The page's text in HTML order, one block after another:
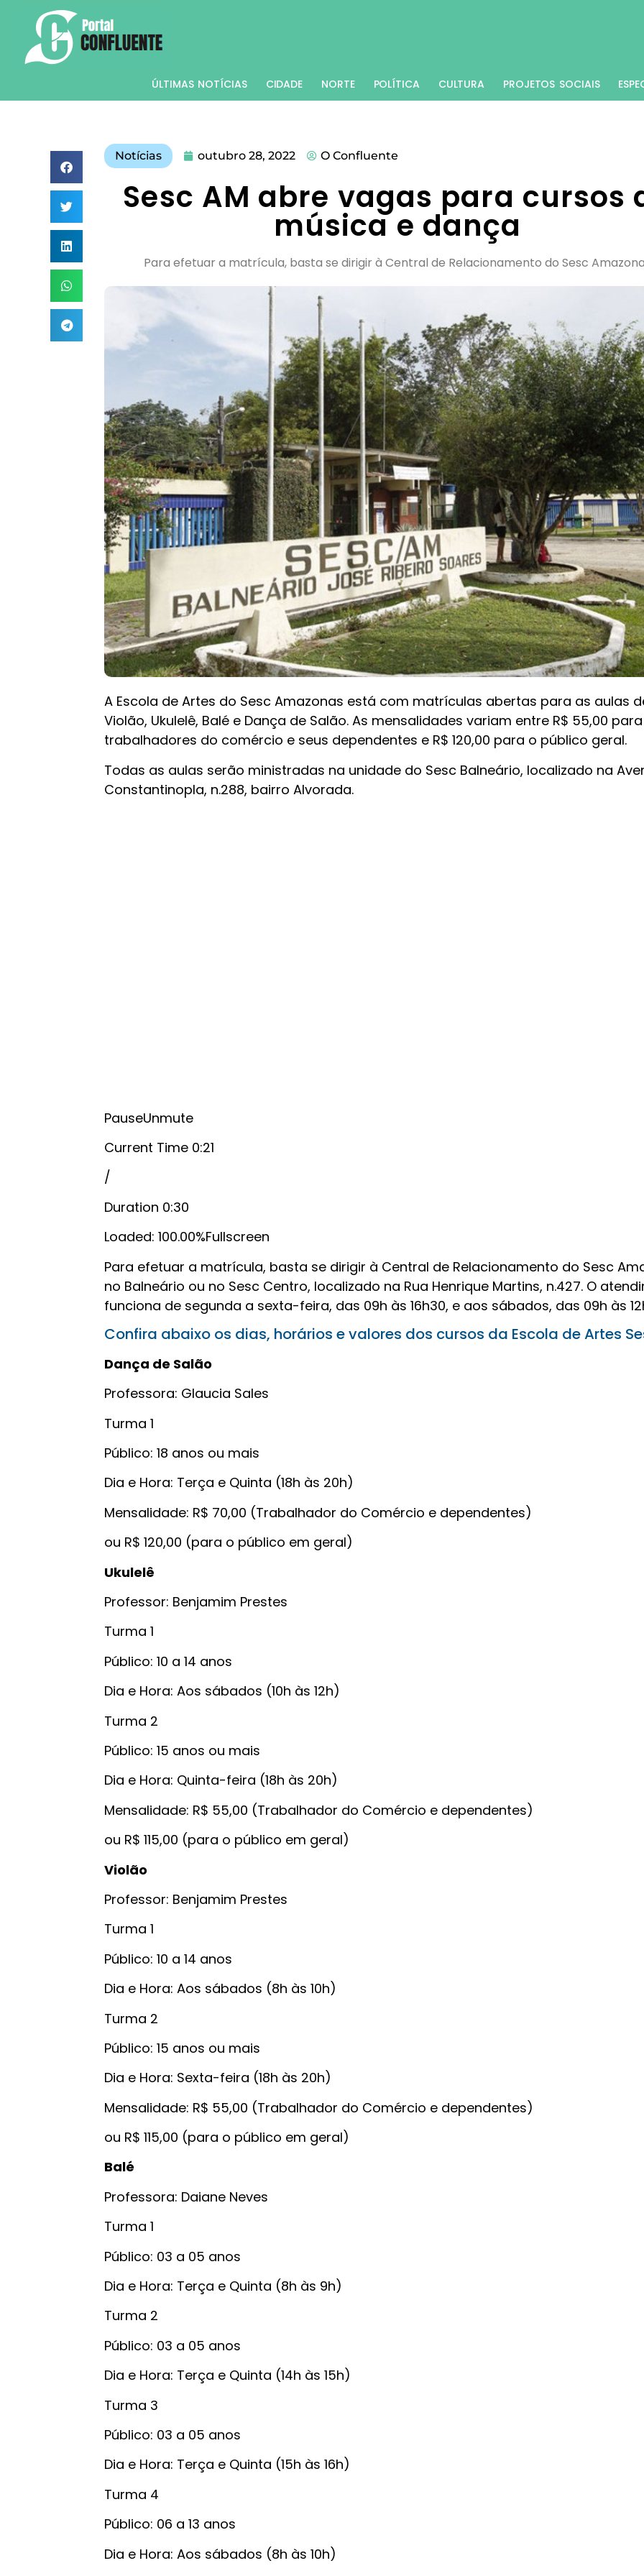
ÚLTIMAS NOTÍCIAS CIDADE NORTE POLÍTICA CULTURA PROJETOS SOCIAIS
Notícias outubro 28, 2022 O Confluente
Sesc AM abre vagas para cursos
música e dança
Para efetuar a matrícula, basta se dirigir à Central de Relacionamento do Sesc
A Escola de Artes do Sesc Amazonas está com matrículas abertas para as aulas
Violão, Ukulelê, Balé e Dança de Salão. As mensalidades variam entre R$ 55,00 para
trabalhadores do comércio e seus dependentes e R$ 120,00 para o público geral.
Todas as aulas serão ministradas na unidade do Sesc Balneário, localizado na
Constantinopla, n.288, bairro Alvorada.
PauseUnmute
Current Time 0:21
/
Duration 0:30
Loaded: 100.00%Fullscreen
Para efetuar a matrícula, basta se dirigir à Central de Relacionamento do Sesc
no Balneário ou no Sesc Centro, localizado na Rua Henrique Martins, n.427. O
funciona de segunda a sexta-feira, das 09h às 16h30, e aos sábados, das 09h às
Confira abaixo os dias, horários e valores dos cursos da Escola de Artes
Dança de Salão
Professora: Glaucia Sales
Turma 1
Público: 18 anos ou mais
Dia e Hora: Terça e Quinta (18h às 20h)
Mensalidade: R$ 70,00 (Trabalhador do Comércio e dependentes)
ou R$ 120,00 (para o público em geral)
Ukulelê
Professor: Benjamim Prestes
Turma 1
Público: 10 a 14 anos
Dia e Hora: Aos sábados (10h às 12h)
Turma 2
Público: 15 anos ou mais
Dia e Hora: Quinta-feira (18h às 20h)
Mensalidade: R$ 55,00 (Trabalhador do Comércio e dependentes)
ou R$ 115,00 (para o público em geral)
Violão
Professor: Benjamim Prestes
Turma 1
Público: 10 a 14 anos
Dia e Hora: Aos sábados (8h às 10h)
Turma 2
Público: 15 anos ou mais
Dia e Hora: Sexta-feira (18h às 20h)
Mensalidade: R$ 55,00 (Trabalhador do Comércio e dependentes)
ou R$ 115,00 (para o público em geral)
Balé
Professora: Daiane Neves
Turma 1
Público: 03 a 05 anos
Dia e Hora: Terça e Quinta (8h às 9h)
Turma 2
Público: 03 a 05 anos
Dia e Hora: Terça e Quinta (14h às 15h)
Turma 3
Público: 03 a 05 anos
Dia e Hora: Terça e Quinta (15h às 16h)
Turma 4
Público: 06 a 13 anos
Dia e Hora: Aos sábados (8h às 10h)